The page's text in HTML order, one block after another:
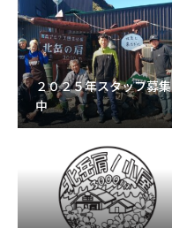
２０２５年スタッフ募集
中